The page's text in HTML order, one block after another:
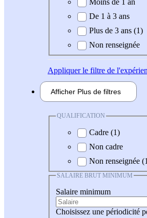
Moins de 1 an
De 1 à 3 ans
Plus de 3 ans (1)
Non renseignée
Appliquerle filtre de
Afficher Plus de filtres
QUALIFICATION
Cadre (1)
Non cadre
Non renseignée
SALAIRE BRUT MINIMUM
Salaire minimum
Choisissez une périodicité